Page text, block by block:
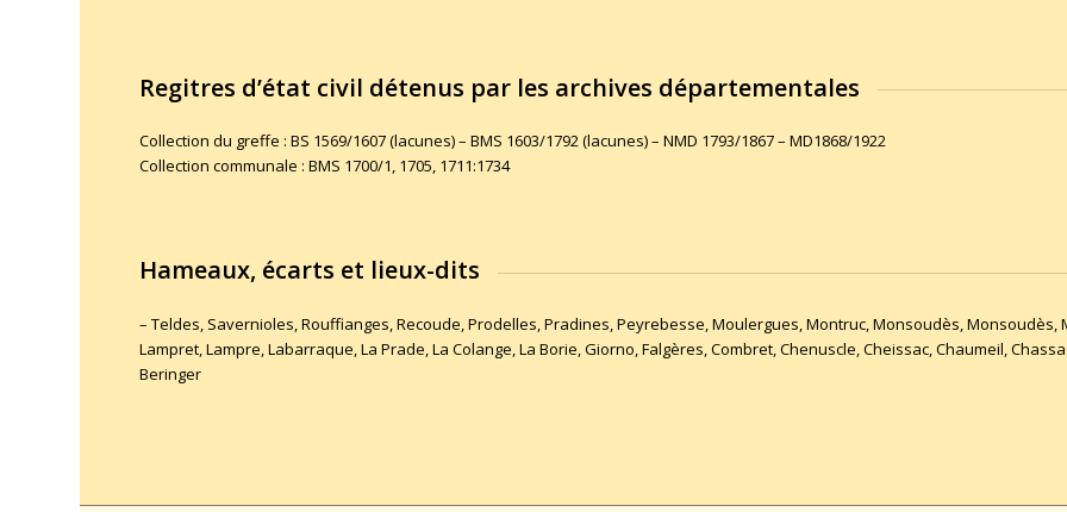
Regitres d’état civil détenus par les archives départementales
Collection du greffe : BS 1569/1607 (lacunes) – BMS 1603/1792 (lacunes) – NMD 1793/1867 – MD1868/1922
Collection communale : BMS 1700/1, 1705, 1711:1734
Hameaux, écarts et lieux-dits
– Teldes, Savernioles, Rouffianges, Recoude, Prodelles, Pradines, Peyrebesse, Moulergues, Montruc, Monsoudès, Monsoudès,
Lampret, Lampre, Labarraque, La Prade, La Colange, La Borie, Giorno, Falgères, Combret, Chenuscle, Cheissac, Chaumeil,
Beringer